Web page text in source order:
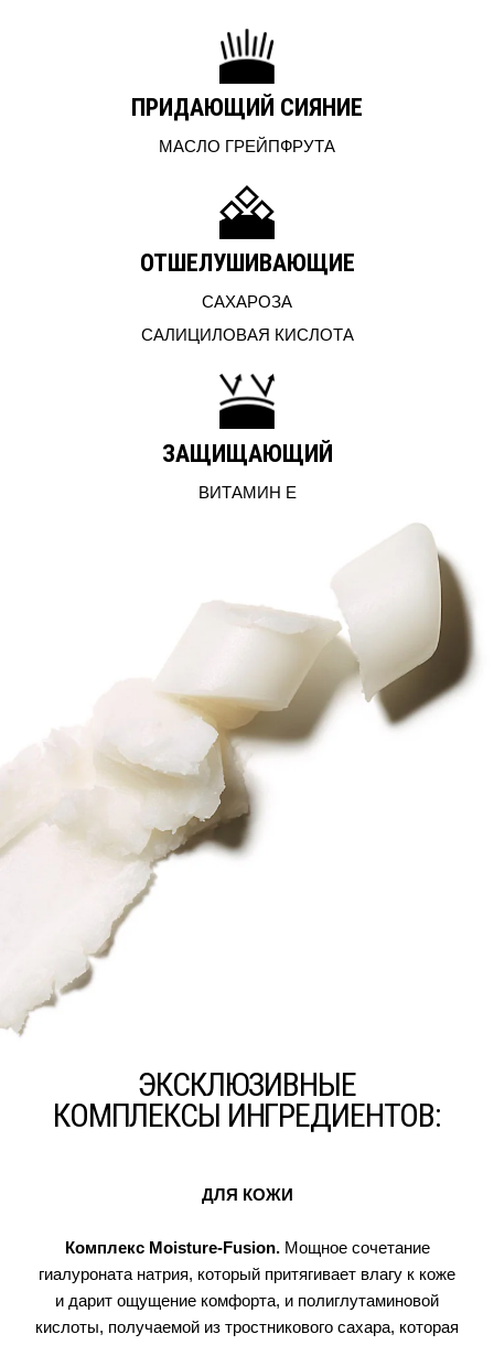
ПРИДАЮЩИЙ СИЯНИЕ
МАСЛО ГРЕЙПФРУТА
ОТШЕЛУШИВАЮЩИЕ
САХАРОЗА
САЛИЦИЛОВАЯ КИСЛОТА
ЗАЩИЩАЮЩИЙ
ВИТАМИН E
ЭКСКЛЮЗИВНЫЕ
КОМПЛЕКСЫ ИНГРЕДИЕНТОВ:
ДЛЯ КОЖИ
Комплекс Moisture-Fusion.Мощное сочетание
гиалуроната натрия, который притягивает влагу к коже
и дарит ощущение комфорта, и полиглутаминовой
кислоты, получаемой из тростникового сахара, которая